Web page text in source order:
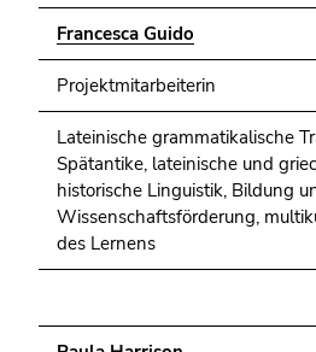
Francesca Guido
Projektmitarbeiterin
Lateinische grammatikalische
Spätantike, lateinische und
historische Linguistik, Bildung
Wissenschaftsförderung,
des Lernens